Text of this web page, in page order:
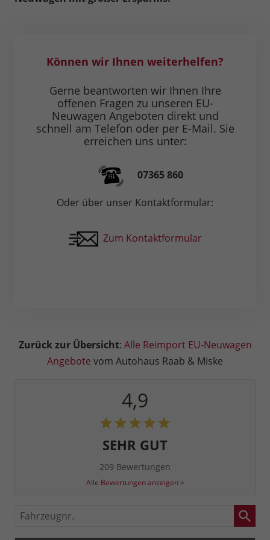
Können wir Ihnen weiterhelfen?
Gerne beantworten wir Ihnen Ihre
offenen Fragen zu unseren EU-
Neuwagen Angeboten direkt und
schnell am Telefon oder per E-Mail. Sie
erreichen uns unter:
07365 860
Oder über unser Kontaktformular:
Zum Kontaktformular
Zurück zur Übersicht: Alle Reimport EU-Neuwagen
Angebote vom Autohaus Raab & Miske
4,9
SEHR GUT
209 Bewertungen
Alle Bewertungen anzeigen >
Fahrzeugnr.